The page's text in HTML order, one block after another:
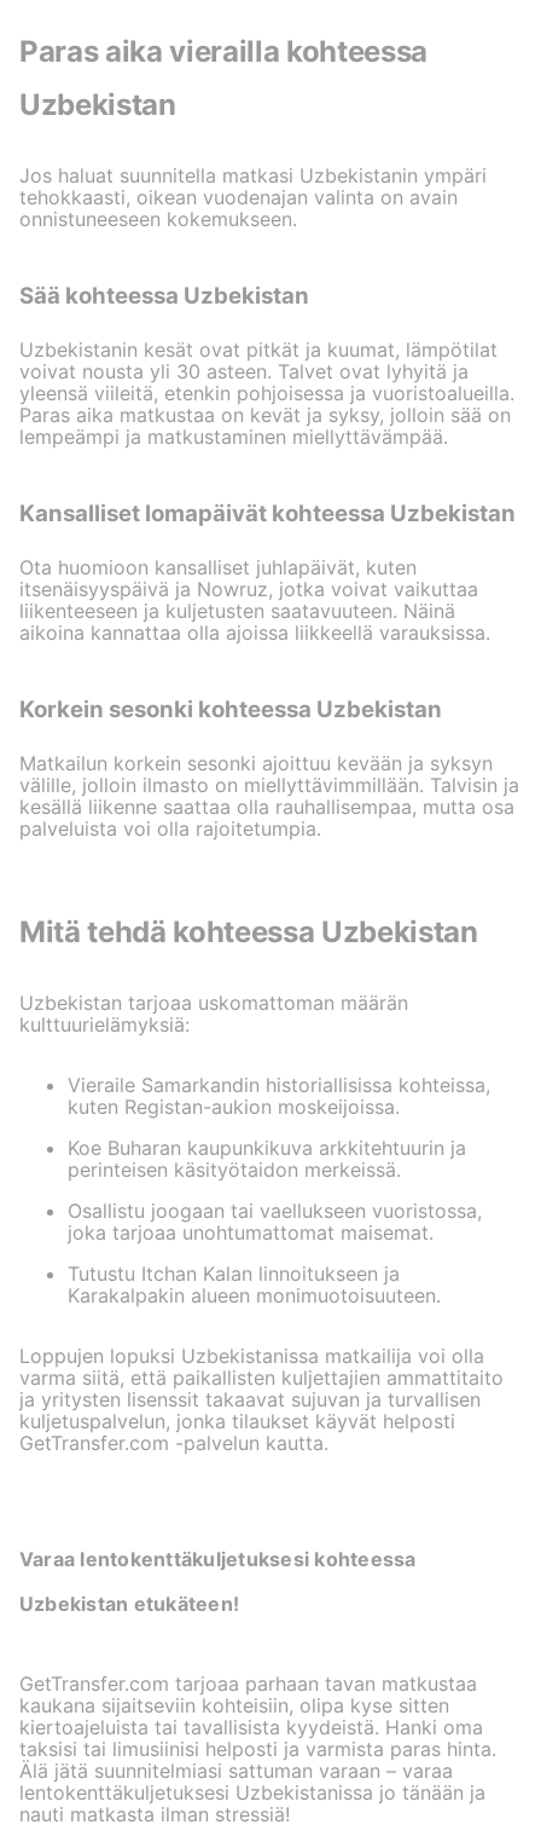
Paras aika vierailla kohteessa
Uzbekistan
Jos haluat suunnitella matkasi Uzbekistanin ympäri
tehokkaasti, oikean vuodenajan valinta on avain
onnistuneeseen kokemukseen.
Sää kohteessa Uzbekistan
Uzbekistanin kesät ovat pitkät ja kuumat, lämpötilat
voivat nousta yli 30 asteen. Talvet ovat lyhyitä ja
yleensä viileitä, etenkin pohjoisessa ja vuoristoalueilla.
Paras aika matkustaa on kevät ja syksy, jolloin sää on
lempeämpi ja matkustaminen miellyttävämpää.
Kansalliset lomapäivät kohteessa Uzbekistan
Ota huomioon kansalliset juhlapäivät, kuten
itsenäisyyspäivä ja Nowruz, jotka voivat vaikuttaa
liikenteeseen ja kuljetusten saatavuuteen. Näinä
aikoina kannattaa olla ajoissa liikkeellä varauksissa.
Korkein sesonki kohteessa Uzbekistan
Matkailun korkein sesonki ajoittuu kevään ja syksyn
välille, jolloin ilmasto on miellyttävimmillään. Talvisin ja
kesällä liikenne saattaa olla rauhallisempaa, mutta osa
palveluista voi olla rajoitetumpia.
Mitä tehdä kohteessa Uzbekistan
Uzbekistan tarjoaa uskomattoman määrän
kulttuurielämyksiä:
Vieraile Samarkandin historiallisissa kohteissa,
kuten Registan-aukion moskeijoissa.
Koe Buharan kaupunkikuva arkkitehtuurin ja
perinteisen käsityötaidon merkeissä.
Osallistu joogaan tai vaellukseen vuoristossa,
joka tarjoaa unohtumattomat maisemat.
Tutustu Itchan Kalan linnoitukseen ja
Karakalpakin alueen monimuotoisuuteen.
Loppujen lopuksi Uzbekistanissa matkailija voi olla
varma siitä, että paikallisten kuljettajien ammattitaito
ja yritysten lisenssit takaavat sujuvan ja turvallisen
kuljetuspalvelun, jonka tilaukset käyvät helposti
GetTransfer.com -palvelun kautta.
Varaa lentokenttäkuljetuksesi kohteessa
Uzbekistan etukäteen!
GetTransfer.com tarjoaa parhaan tavan matkustaa
kaukana sijaitseviin kohteisiin, olipa kyse sitten
kiertoajeluista tai tavallisista kyydeistä. Hanki oma
taksisi tai limusiinisi helposti ja varmista paras hinta.
Älä jätä suunnitelmiasi sattuman varaan – varaa
lentokenttäkuljetuksesi Uzbekistanissa jo tänään ja
nauti matkasta ilman stressiä!